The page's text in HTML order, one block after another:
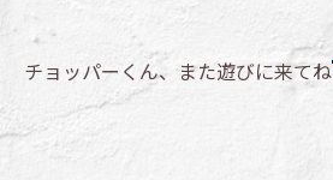
チョッパーくん、また遊びに来てね